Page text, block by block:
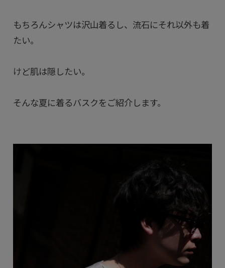
もちろんシャツは沢山着るし、流石にそれ以外も着
たい。
けど肌は隠したい。
そんな夏に着るバスクをご紹介します。